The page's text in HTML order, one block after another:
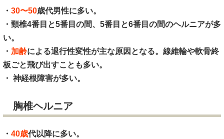
・ 30〜50歳代男性に多い。
・頸椎4番目と5番目の間、5番目と6番目の間のヘルニアが多
い。
・ 加齢による退行性変性が主な原因となる。線維輪や軟骨終
板ごと飛び出すことも多い。
・ 神経根障害が多い。
胸椎ヘルニア
・ 40歳代以降に多い。